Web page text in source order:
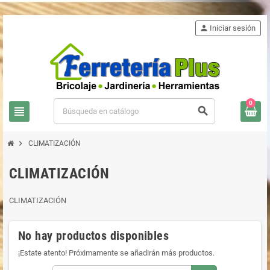
view_headline search
person Iniciar sesión
0
chevron_right CLIMATIZACIÓN
CLIMATIZACIÓN
CLIMATIZACIÓN
No hay productos disponibles
¡Estate atento! Próximamente se añadirán más productos.